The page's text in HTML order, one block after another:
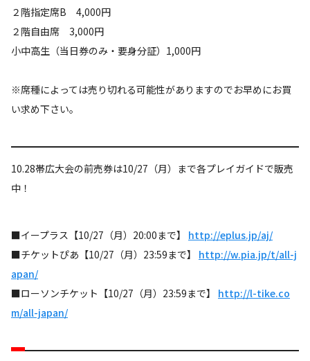
２階指定席B 4,000円
２階自由席 3,000円
小中高生（当日券のみ・要身分証）1,000円
※席種によっては売り切れる可能性がありますのでお早めにお買
い求め下さい。
10.28帯広大会の前売券は10/27（月）まで各プレイガイドで販売
中！
■イープラス【10/27（月）20:00まで】 http://eplus.jp/aj/
■チケットぴあ【10/27（月）23:59まで】 http://w.pia.jp/t/all-j
apan/
■ローソンチケット【10/27（月）23:59まで】 http://l-tike.co
m/all-japan/